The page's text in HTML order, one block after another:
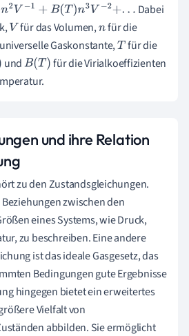
T)n3V−2 +...
Dabei
V für das Volumen,n für die
Gaskonstante,T für die
undB(T)
für die Virialkoeffizienten
und ihre Relation
zu den Zustandsgleichungen.
zwischen den
eines Systems, wie Druck,
zu beschreiben. Eine andere
ist das ideale Gasgesetz, das
Bedingungen gute Ergebnisse
hingegen bietet ein erweitertes
Vielfalt von
abbilden. Sie ermöglicht